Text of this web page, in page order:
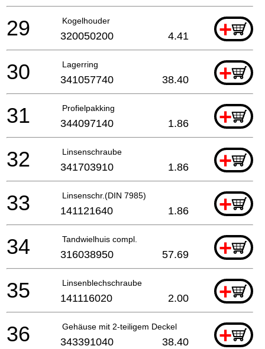
Kogelhouder +
29 320050200 4.41
Lagerring +
30 341057740 38.40
Profielpakking +
31 344097140 1.86
Linsenschraube +
32 341703910 1.86
Linsenschr.(DIN 7985) +
33 141121640 1.86
Tandwielhuis compl. +
34 316038950 57.69
Linsenblechschraube +
35 141116020 2.00
Gehäuse mit 2-teiligem Deckel +
36 343391040 38.40